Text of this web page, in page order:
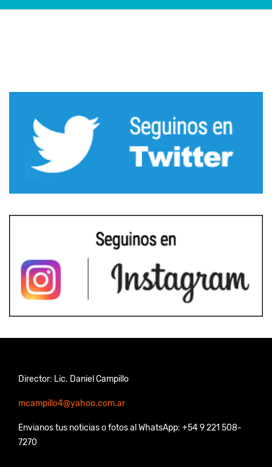
Director: Lic. Daniel Campillo
mcampillo4@yahoo.com.ar
Envianos tus noticias o fotos al WhatsApp: +54 9 221 508-
7270